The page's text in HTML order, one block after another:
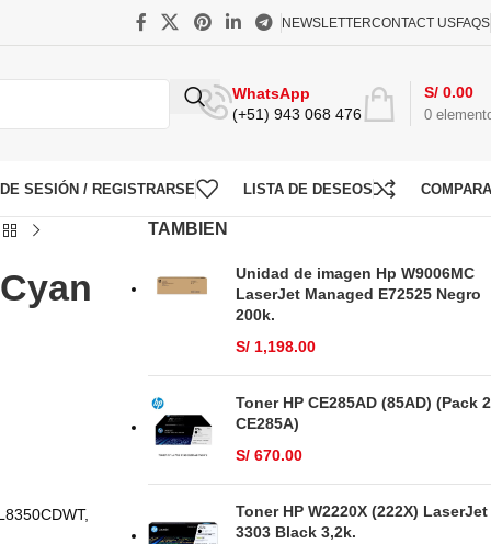
NEWSLETTERCONTACT USFAQS
WhatsApp
(+51) 943 068 476
0
S/ 0.00
SESIÓN / REGISTRARSE LISTA DE DESEOS
TAMBIEN
Unidad de imagen Hp W9006MC
LaserJet Managed E72525 Negro
200k.
S/1,198.00
Toner HP CE285AD (85AD) (Pack 2
CE285A)
S/670.00
Toner HP W2220X (222X) LaserJet
3303 Black 3,2k.